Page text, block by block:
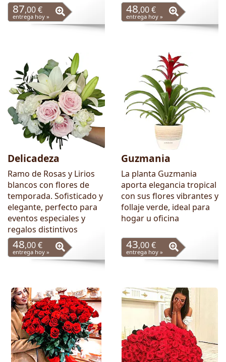
87,00 €
entrega hoy »
48,00 €
entrega hoy »
Delicadeza
Ramo de Rosas y Lirios
blancos con flores de
temporada. Sofisticado y
elegante, perfecto para
eventos especiales y
regalos distintivos
48,00 €
entrega hoy »
Guzmania
La planta Guzmania
aporta elegancia tropical
con sus flores vibrantes y
follaje verde, ideal para
hogar u oficina
43,00 €
entrega hoy »